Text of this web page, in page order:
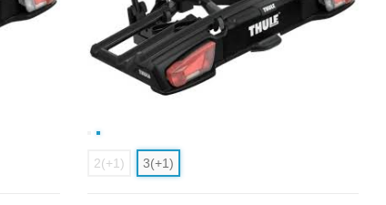
2(+1) 3(+1)